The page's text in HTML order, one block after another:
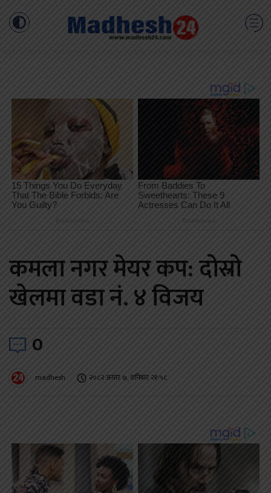
कमला नगर मेयर कप: दोस्रो
खेलमा वडा नं. ४ विजय
0
madhesh २०८२ असार ७, शनिबार २१:५८